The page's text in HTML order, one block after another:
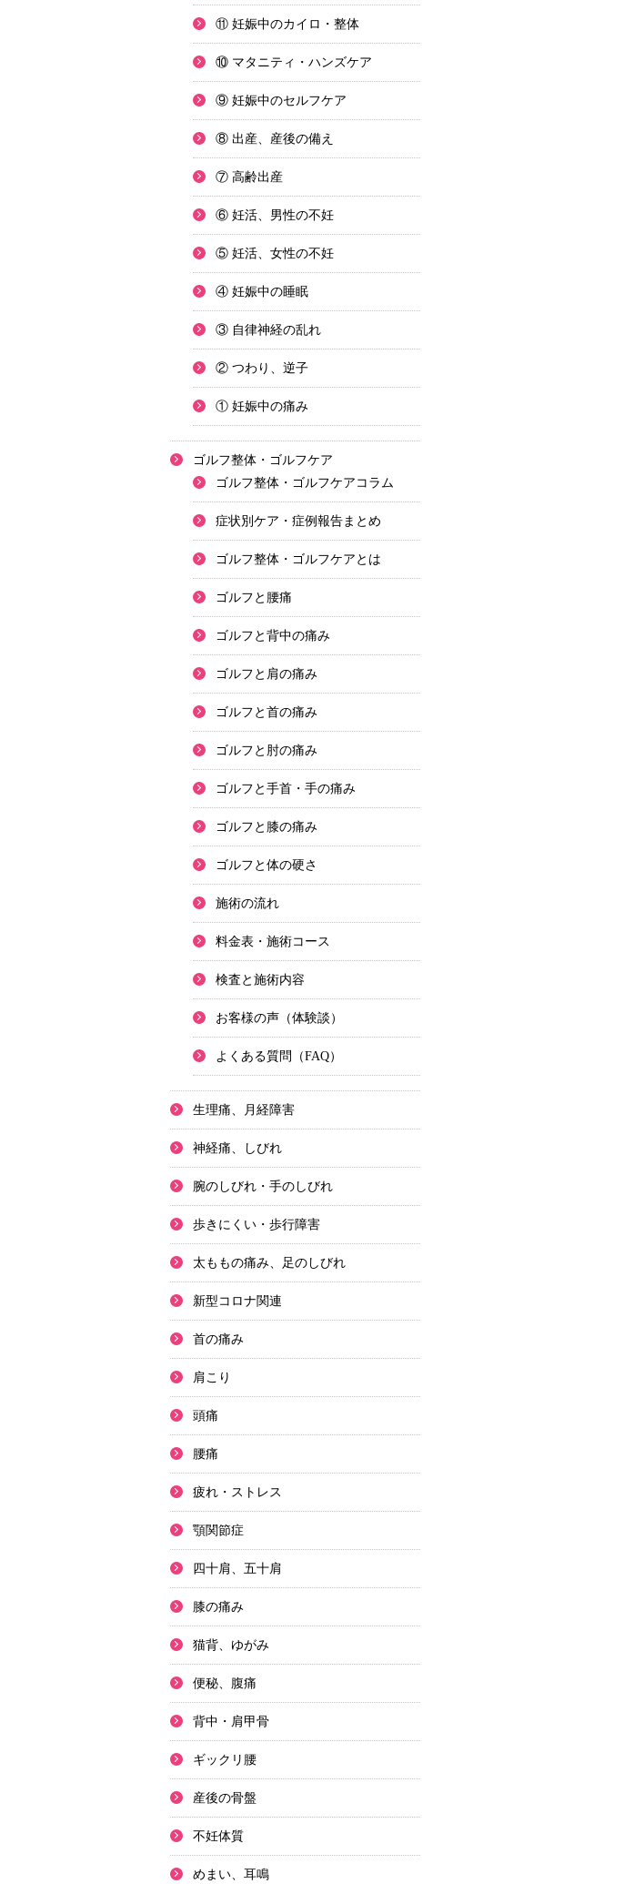
⑪ 妊娠中のカイロ・整体
⑩ マタニティ・ハンズケア
⑨ 妊娠中のセルフケア
⑧ 出産、産後の備え
⑦ 高齢出産
⑥ 妊活、男性の不妊
⑤ 妊活、女性の不妊
④ 妊娠中の睡眠
③ 自律神経の乱れ
② つわり、逆子
① 妊娠中の痛み
ゴルフ整体・ゴルフケア
ゴルフ整体・ゴルフケアコラム
症状別ケア・症例報告まとめ
ゴルフ整体・ゴルフケアとは
ゴルフと腰痛
ゴルフと背中の痛み
ゴルフと肩の痛み
ゴルフと首の痛み
ゴルフと肘の痛み
ゴルフと手首・手の痛み
ゴルフと膝の痛み
ゴルフと体の硬さ
施術の流れ
料金表・施術コース
検査と施術内容
お客様の声（体験談）
よくある質問（FAQ）
生理痛、月経障害
神経痛、しびれ
腕のしびれ・手のしびれ
歩きにくい・歩行障害
太ももの痛み、足のしびれ
新型コロナ関連
首の痛み
肩こり
頭痛
腰痛
疲れ・ストレス
顎関節症
四十肩、五十肩
膝の痛み
猫背、ゆがみ
便秘、腹痛
背中・肩甲骨
ギックリ腰
産後の骨盤
不妊体質
めまい、耳鳴